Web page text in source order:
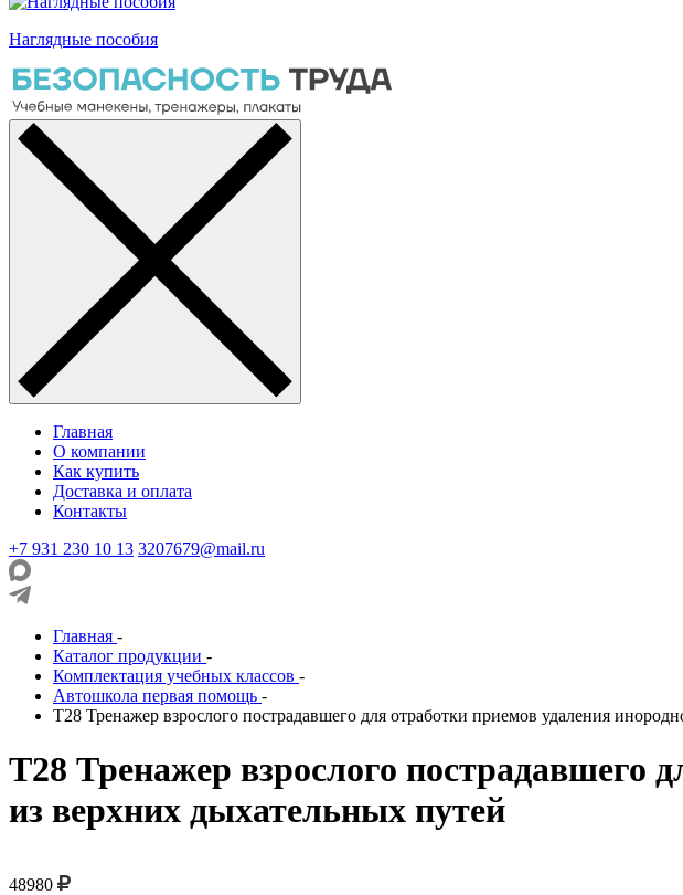
Наглядные пособия
Главная
О компании
Как купить
Доставка и оплата
Контакты
+7 931 230 10 13 3207679@mail.ru
Главная -
Каталог продукции -
Комплектация учебных классов -
Автошкола первая помощь -
Т28 Тренажер взрослого пострадавшего для отработки приемов удаления
Т28 Тренажер взрослого пострадавшего
из верхних дыхательных путей
48980